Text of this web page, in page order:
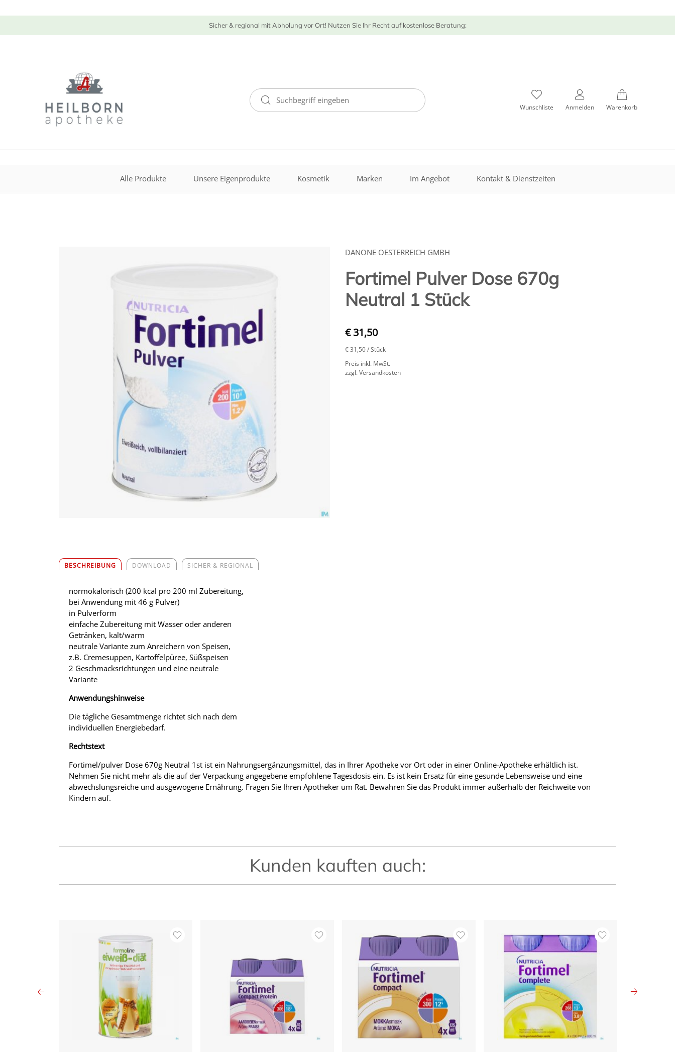
Sicher & regional mit Abholung vor Ort! Nutzen Sie Ihr Recht auf kostenlose Beratung:
Wunschliste Anmelden Warenkorb
Alle Produkte Unsere Eigenprodukte Kosmetik Marken Im Angebot Kontakt & Dienstzeiten
DANONE OESTERREICH GMBH
Fortimel Pulver Dose 670g
Neutral 1 Stück
€ 31,50
€ 31,50/ Stück
Preis inkl. MwSt.
zzgl. Versandkosten
BESCHREIBUNG DOWNLOAD SICHER & REGIONAL
normokalorisch (200 kcal pro 200 ml Zubereitung,
bei Anwendung mit 46 g Pulver)
in Pulverform
einfache Zubereitung mit Wasser oder anderen
Getränken, kalt/warm
neutrale Variante zum Anreichern von Speisen,
z.B. Cremesuppen, Kartoffelpüree, Süßspeisen
2 Geschmacksrichtungen und eine neutrale
Variante
Anwendungshinweise
Die tägliche Gesamtmenge richtet sich nach dem
individuellen Energiebedarf.
Rechtstext
Fortimel/pulver Dose 670g Neutral 1st ist ein Nahrungsergänzungsmittel, das in Ihrer Apotheke vor Ort oder in einer Online-Apotheke erhältlich ist.
Nehmen Sie nicht mehr als die auf der Verpackung angegebene empfohlene Tagesdosis ein. Es ist kein Ersatz für eine gesunde Lebensweise und eine
abwechslungsreiche und ausgewogene Ernährung. Fragen Sie Ihren Apotheker um Rat. Bewahren Sie das Produkt immer außerhalb der Reichweite von
Kindern auf.
Kunden kauften auch: